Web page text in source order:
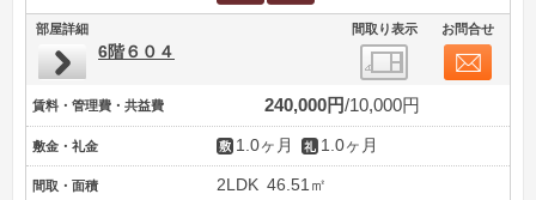
部屋詳細 間取り表示 お問合せ
6階６０４
賃料・管理費・共益費 240,000円 10,000円
敷金・礼金 1.0ヶ月 1.0ヶ月
間取・面積 2LDK 46.51㎡